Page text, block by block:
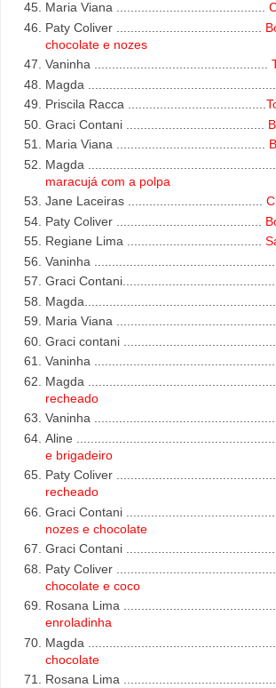
Maria Viana
Paty Coliver
chocolate e nozes
Vaninha
Magda
Priscila Racca
Graci Contani
Maria Viana
Magda
maracujá com a polpa
Jane Laceiras
Paty Coliver
Regiane Lima
Vaninha
Graci Contani
Magda
Maria Viana
Graci contani
Vaninha
Magda
recheado
Vaninha
Aline
e brigadeiro
Paty Coliver
recheado
Graci Contani ..........................................
nozes e chocolate
Graci Contani ..........................................
Paty Coliver .............................................
chocolate e coco
Rosana Lima ...........................................
enroladinha
Magda ......................................................
chocolate
Rosana Lima ...........................................